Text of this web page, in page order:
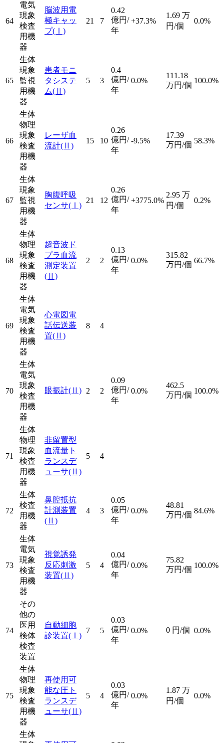
64
電気
現象
検査
用機
器
脳波用電
極キャッ
プ(Ⅰ)
21 7
0.42
億円/
年
+37.3%
1.69 万
円/個
0.0%
65
生体
現象
監視
用機
器
患者モニ
タシステ
ム(Ⅱ)
5 3
0.4
億円/
年
0.0%
111.18
万円/個
100.0%
66
生体
物理
現象
検査
用機
器
レーザ血
流計(Ⅱ)
15 10
0.26
億円/
年
-9.5%
17.39
万円/個 58.3%
67
生体
現象
監視
用機
器
胸腹呼吸
センサ(Ⅰ)
21 12
0.26
億円/
年
+3775.0%
2.95 万
円/個
0.2%
68
生体
物理
現象
検査
用機
器
超音波ド
プラ血流
測定装置
(Ⅱ)
2 2
0.13
億円/
年
0.0%
315.82
万円/個 66.7%
69
生体
電気
現象
検査
用機
器
心電図電
話伝送装
置(Ⅱ)
8 4
70
生体
電気
現象
検査
用機
器
眼振計(Ⅱ) 2 2
0.09
億円/
年
0.0%
462.5
万円/個 100.0%
71
生体
物理
現象
検査
用機
器
非留置型
血流量ト
ランスデ
ューサ(Ⅱ)
5 4
72
生体
検査
用機
器
鼻腔抵抗
計測装置
(Ⅱ)
4 3
0.05
億円/
年
0.0%
48.81
万円/個 84.6%
73
生体
電気
現象
検査
用機
器
視覚誘発
反応刺激
装置(Ⅱ)
5 4
0.04
億円/
年
0.0%
75.82
万円/個 100.0%
74
その
他の
医用
検体
検査
装置
自動細胞
診装置(Ⅰ)
7 5
0.03
億円/
年
0.0% 0 円/個 0.0%
75
生体
物理
現象
検査
用機
器
再使用可
能な圧ト
ランスデ
ューサ(Ⅱ)
5 4
0.03
億円/
年
0.0%
1.87 万
円/個
0.0%
生体